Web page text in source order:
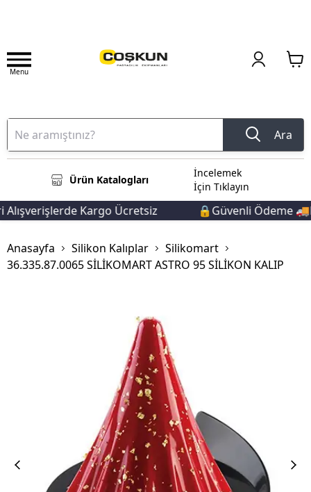
Menu
Ara
Ürün Katalogları
İncelemek
İçin Tıklayın
Kargo Ücretsiz 🔒Güvenli Ödeme
Anasayfa Silikon Kalıplar
Silikomart
36.335.87.0065 SİLİKOMART ASTRO 95 SİLİKON KALIP